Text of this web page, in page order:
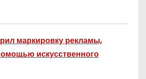
маркировку рекламы,
искусственного